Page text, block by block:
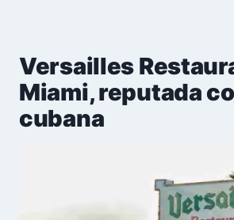
Versailles
Miami, reputada
cubana